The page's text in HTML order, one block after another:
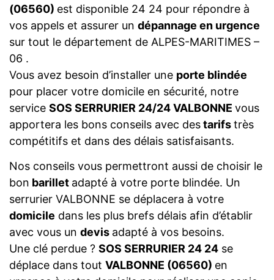
(06560) est disponible 24 24 pour répondre à
vos appels et assurer un dépannage en urgence
sur tout le département de ALPES-MARITIMES –
06 .
Vous avez besoin d’installer une porte blindée
pour placer votre domicile en sécurité, notre
service SOS SERRURIER 24/24 VALBONNE vous
apportera les bons conseils avec destarifstrès
compétitifs et dans des délais satisfaisants.
Nos conseils vous permettront aussi de choisir le
bon barillet adapté à votre porte blindée. Un
serrurier VALBONNE se déplacera à votre
domicile dans les plus brefs délais afin d’établir
avec vous un devis adapté à vos besoins.
Une clé perdue ? SOS SERRURIER 24 24 se
déplace dans tout VALBONNE (06560) en